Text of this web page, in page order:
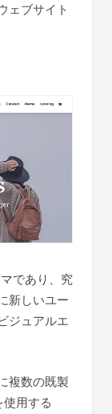
ェブサイト
であり、究
新しいユー
ジュアルエ
複数の既製
用する